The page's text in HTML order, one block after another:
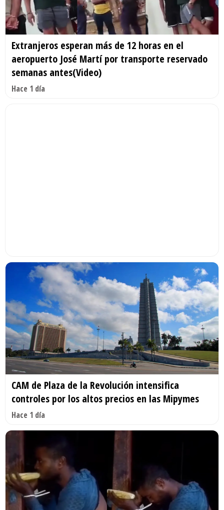
Extranjeros esperan más de 12 horas en el
aeropuerto José Martí por transporte reservado
semanas antes(Video)
Hace 1 día
CAM de Plaza de la Revolución intensifica
controles por los altos precios en las Mipymes
Hace 1 día